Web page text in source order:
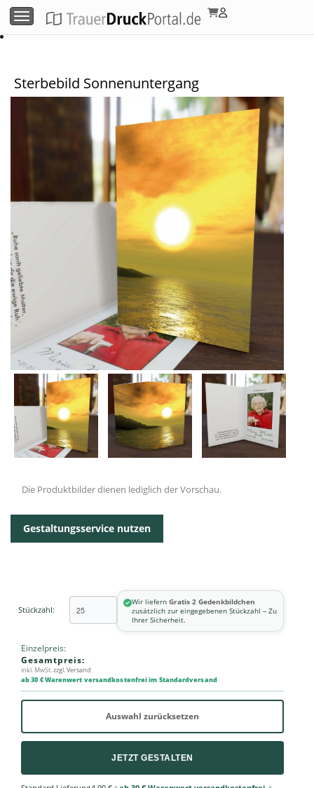
Menü umschalten
Sterbebild Sonnenuntergang
Die Produktbilder dienen lediglich der Vorschau.
Gestaltungsservice nutzen
Stückzahl:
Wir liefern Gratis 2 Gedenkbildchen
zusätzlich zur eingegebenen Stückzahl – Zu
Ihrer Sicherheit.
Einzelpreis:
Gesamtpreis:
inkl. MwSt. zzgl. Versand
ab 30 € Warenwert versandkostenfrei im Standardversand
Auswahl zurücksetzen
JETZT GESTALTEN